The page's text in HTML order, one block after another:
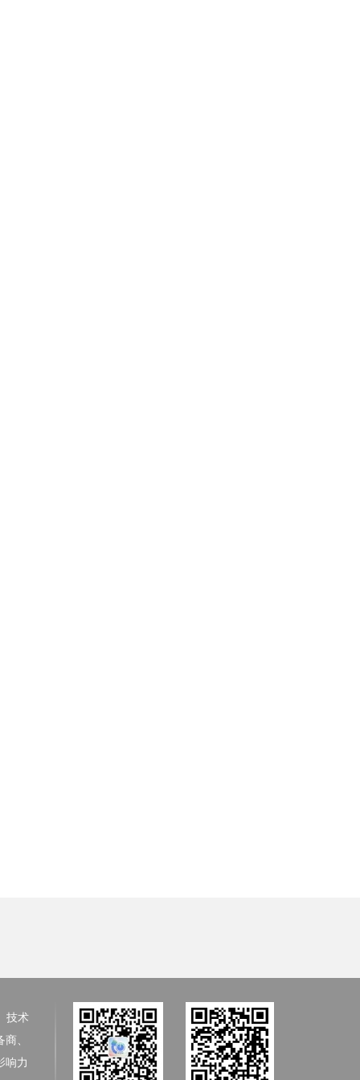
技术
、
响力